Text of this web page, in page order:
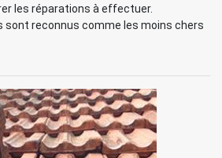
les réparations à effectuer.
reconnus comme les moins chers